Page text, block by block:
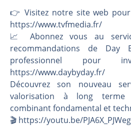
👉️ Visitez notre site web
https://www.tvfmedia.fr/
📈 Abonnez vous au
recommandations de Day
professionnel pour
https://www.daybyday.fr/
Découvrez son nouveau
valorisation à long terme
combinant fondamental et
🎬️ https://youtu.be/